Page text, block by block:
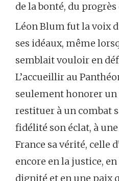
de la bonté, du
Léon Blum fut la voix
ses idéaux, même
semblait vouloir en
L’accueillir au
seulement honorer
restituer à un combat
fidélité son éclat, à
France sa vérité, celle
encore en la justice,
dignité et en une paix